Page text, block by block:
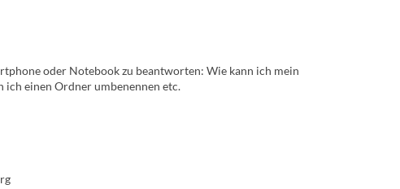
oder Notebook zu beantworten: Wie kann ich mein
einen Ordner umbenennen etc.